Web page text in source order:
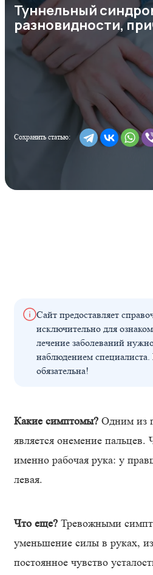
Туннельный
разновидности,
Сохранить статью:
Сайт предоставляет
исключительно для
лечение заболеваний
наблюдением специалиста.
обязательна!
Какие симптомы? Одним из
является онемение пальцев.
именно рабочая рука: у
левая.
Что еще? Тревожными
уменьшение силы в руках,
постоянное чувство